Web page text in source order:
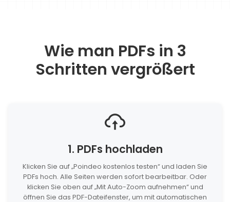
Wie man PDFs in 3
Schritten vergrößert
1. PDFs hochladen
Klicken Sie auf „Poindeo kostenlos testen“ und laden Sie
PDFs hoch. Alle Seiten werden sofort bearbeitbar. Oder
klicken Sie oben auf „Mit Auto-Zoom aufnehmen“ und
öffnen Sie das PDF-Dateifenster, um mit automatischen